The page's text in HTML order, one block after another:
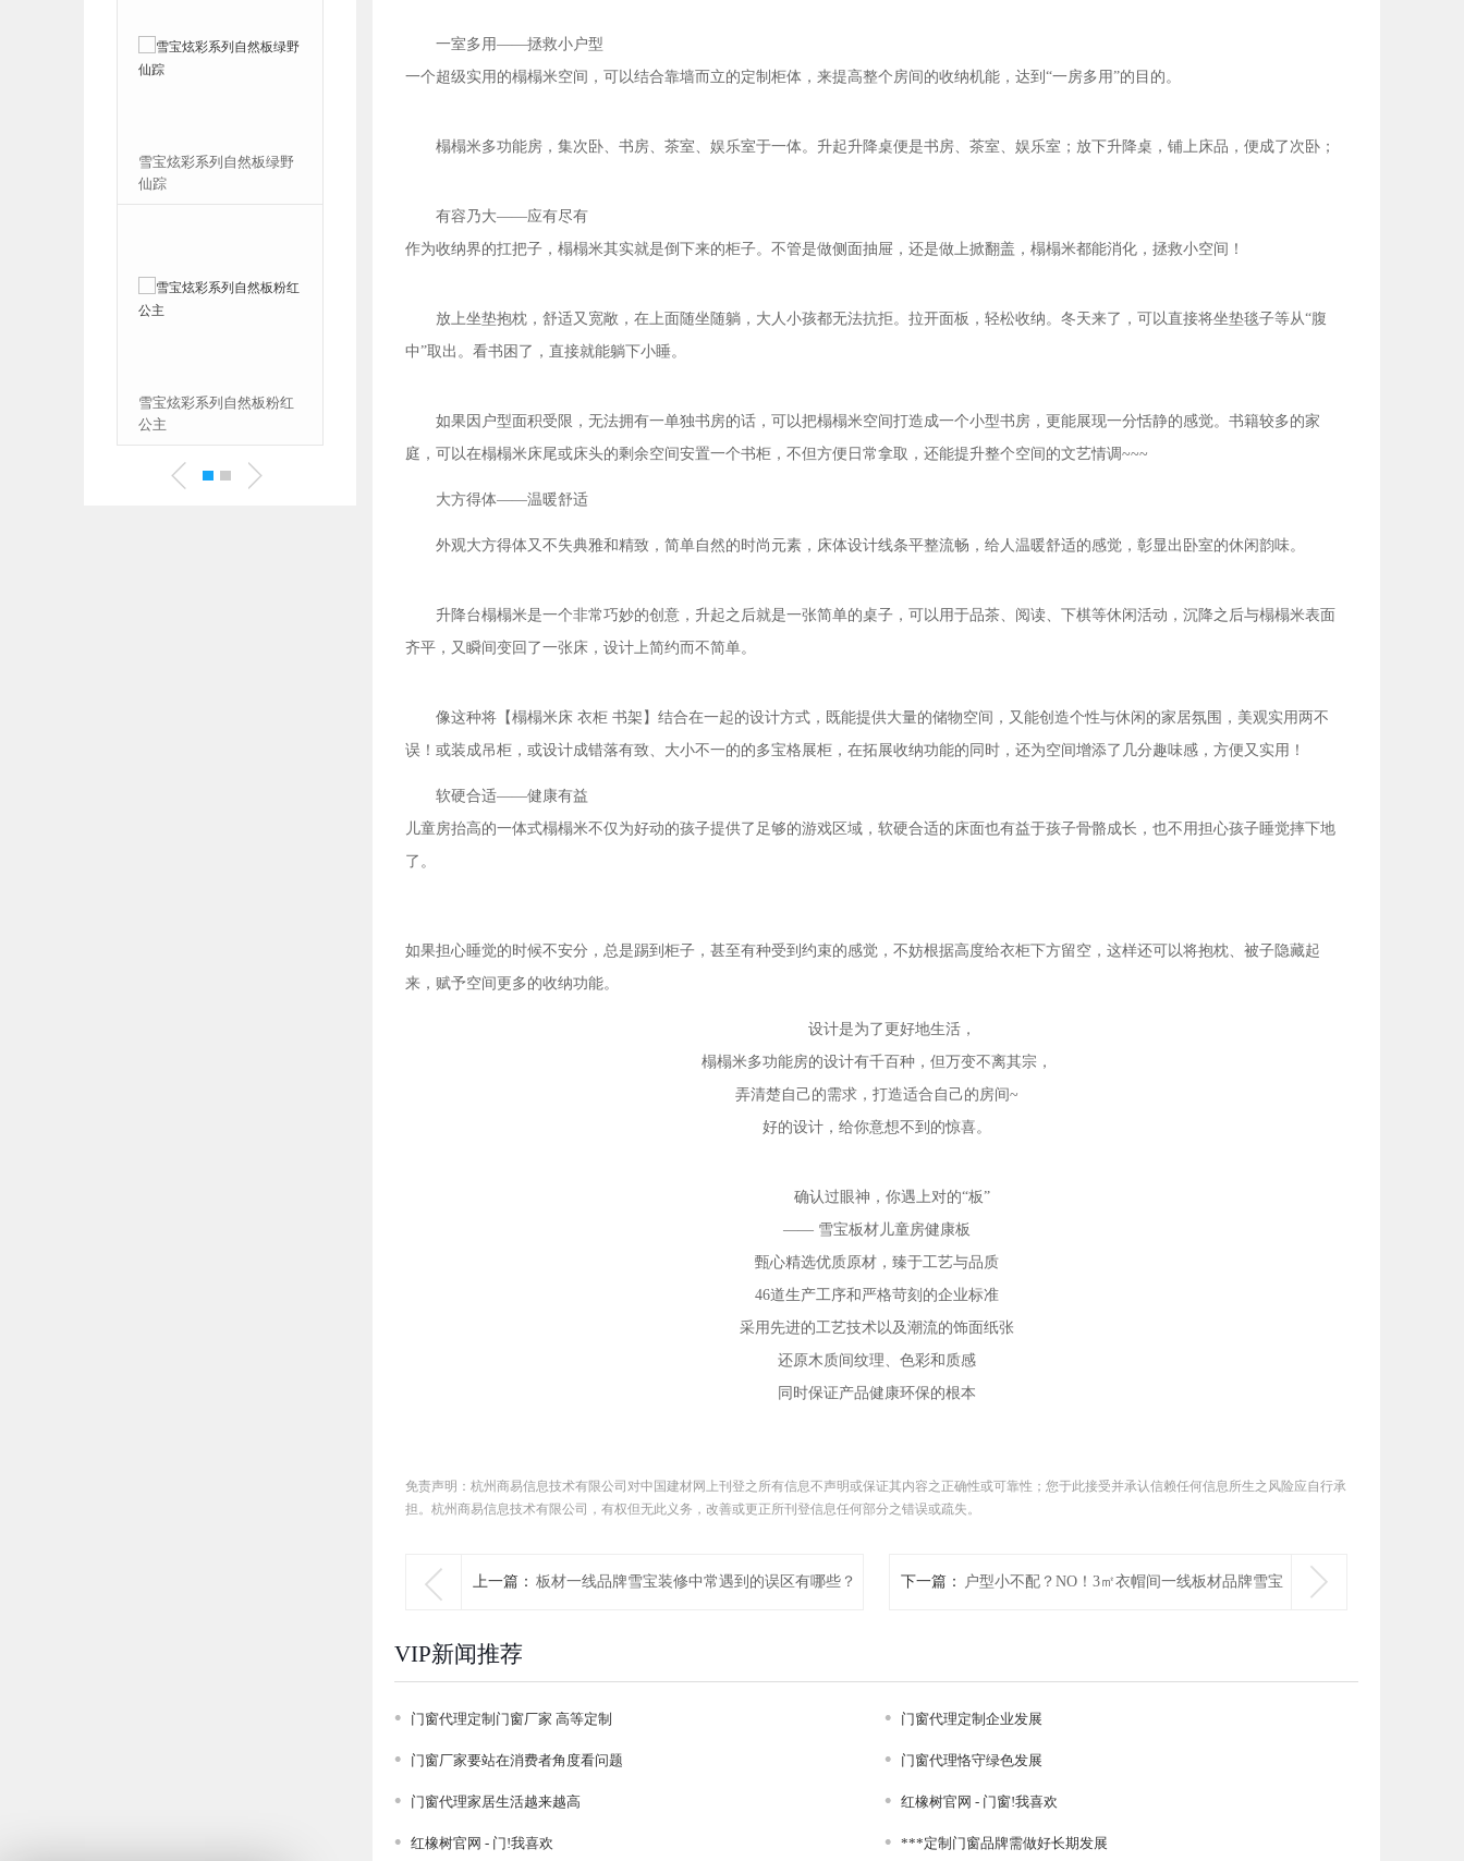
一室多用——拯救小户型
一个超级实用的榻榻米空间，可以结合靠墙而立的定制柜体，来提高整个房间的收纳机能，达到“一房多用”的目的。
榻榻米多功能房，集次卧、书房、茶室、娱乐室于一体。升起升降桌便是书房、茶室、娱乐室；放下升降桌，铺上床品，便成了次卧；
有容乃大——应有尽有
作为收纳界的扛把子，榻榻米其实就是倒下来的柜子。不管是做侧面抽屉，还是做上掀翻盖，榻榻米都能消化，拯救小空间！
放上坐垫抱枕，舒适又宽敞，在上面随坐随躺，大人小孩都无法抗拒。拉开面板，轻松收纳。冬天来了，可以直接将坐垫毯子等从“腹
中”取出。看书困了，直接就能躺下小睡。
如果因户型面积受限，无法拥有一单独书房的话，可以把榻榻米空间打造成一个小型书房，更能展现一分恬静的感觉。书籍较多的家
庭，可以在榻榻米床尾或床头的剩余空间安置一个书柜，不但方便日常拿取，还能提升整个空间的文艺情调~~~
大方得体——温暖舒适
外观大方得体又不失典雅和精致，简单自然的时尚元素，床体设计线条平整流畅，给人温暖舒适的感觉，彰显出卧室的休闲韵味。
升降台榻榻米是一个非常巧妙的创意，升起之后就是一张简单的桌子，可以用于品茶、阅读、下棋等休闲活动，沉降之后与榻榻米表面
齐平，又瞬间变回了一张床，设计上简约而不简单。
像这种将【榻榻米床 衣柜 书架】结合在一起的设计方式，既能提供大量的储物空间，又能创造个性与休闲的家居氛围，美观实用两不
误！或装成吊柜，或设计成错落有致、大小不一的的多宝格展柜，在拓展收纳功能的同时，还为空间增添了几分趣味感，方便又实用！
软硬合适——健康有益
儿童房抬高的一体式榻榻米不仅为好动的孩子提供了足够的游戏区域，软硬合适的床面也有益于孩子骨骼成长，也不用担心孩子睡觉摔下地
了。
如果担心睡觉的时候不安分，总是踢到柜子，甚至有种受到约束的感觉，不妨根据高度给衣柜下方留空，这样还可以将抱枕、被子隐藏起
来，赋予空间更多的收纳功能。
设计是为了更好地生活，
榻榻米多功能房的设计有千百种，但万变不离其宗，
弄清楚自己的需求，打造适合自己的房间~
好的设计，给你意想不到的惊喜。
确认过眼神，你遇上对的“板”
—— 雪宝板材儿童房健康板
甄心精选优质原材，臻于工艺与品质
46道生产工序和严格苛刻的企业标准
采用先进的工艺技术以及潮流的饰面纸张
还原木质间纹理、色彩和质感
同时保证产品健康环保的根本
免责声明：杭州商易信息技术有限公司对中国建材网上刊登之所有信息不声明或保证其内容之正确性或可靠性；您于此接受并承认信赖任何信息所生之风险应自行承
担。杭州商易信息技术有限公司，有权但无此义务，改善或更正所刊登信息任何部分之错误或疏失。
 上一篇： 板材一线品牌雪宝装修中常遇到的误区有哪些？ 下一篇： 户型小不配？NO！3㎡衣帽间一线板材品牌雪宝 
VIP新闻推荐
门窗代理定制门窗厂家 高等定制 门窗代理定制企业发展
门窗厂家要站在消费者角度看问题 门窗代理恪守绿色发展
门窗代理家居生活越来越高 红橡树官网 - 门窗!我喜欢
红橡树官网 - 门!我喜欢 ***定制门窗品牌需做好长期发展
雪宝炫彩系列自然板金色
童年
儿童房健康板雪宝森林有
氧板金秋玉锦(华北)